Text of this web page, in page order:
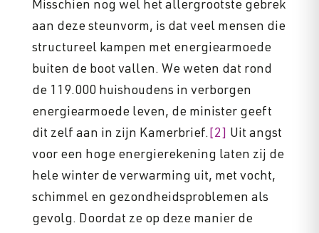
Misschien nog wel het allergrootste gebrek
aan deze steunvorm, is dat veel mensen die
structureel kampen met energiearmoede
buiten de boot vallen. We weten dat rond
de 119.000 huishoudens in verborgen
energiearmoede leven, de minister geeft
dit zelf aan in zijn Kamerbrief. [2]
Uit angst
voor een hoge energierekening laten zij de
hele winter de verwarming uit, met vocht,
schimmel en gezondheidsproblemen als
gevolg. Doordat ze op deze manier de